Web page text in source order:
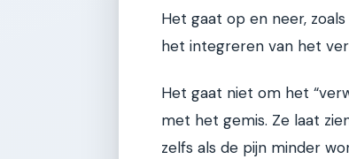
Het gaat op en neer,
het integreren van het
Het gaat niet om het
met het gemis. Ze laat
zelfs als de pijn minder